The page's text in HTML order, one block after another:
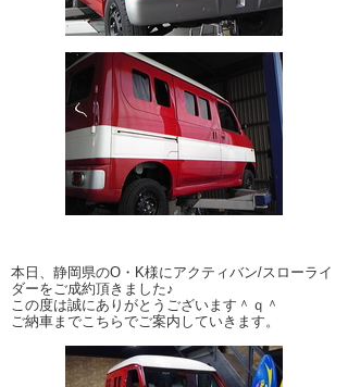
本日、静岡県のO・K様にアクティバン/スローライ
ダーをご成約頂きました♪
この度は誠にありがとうございます＾ｑ＾
ご納車までこちらでご案内していきます。